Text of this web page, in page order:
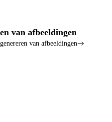
van afbeeldingen
van afbeeldingen